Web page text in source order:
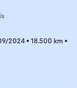
2024• 18.500 km •